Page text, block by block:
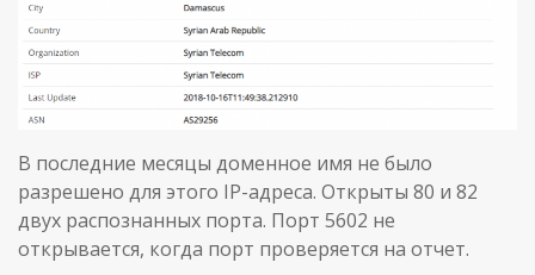
В последние месяцы доменное имя не было
разрешено для этого IP-адреса. Открыты 80 и 82
двух распознанных порта. Порт 5602 не
открывается, когда порт проверяется на отчет.